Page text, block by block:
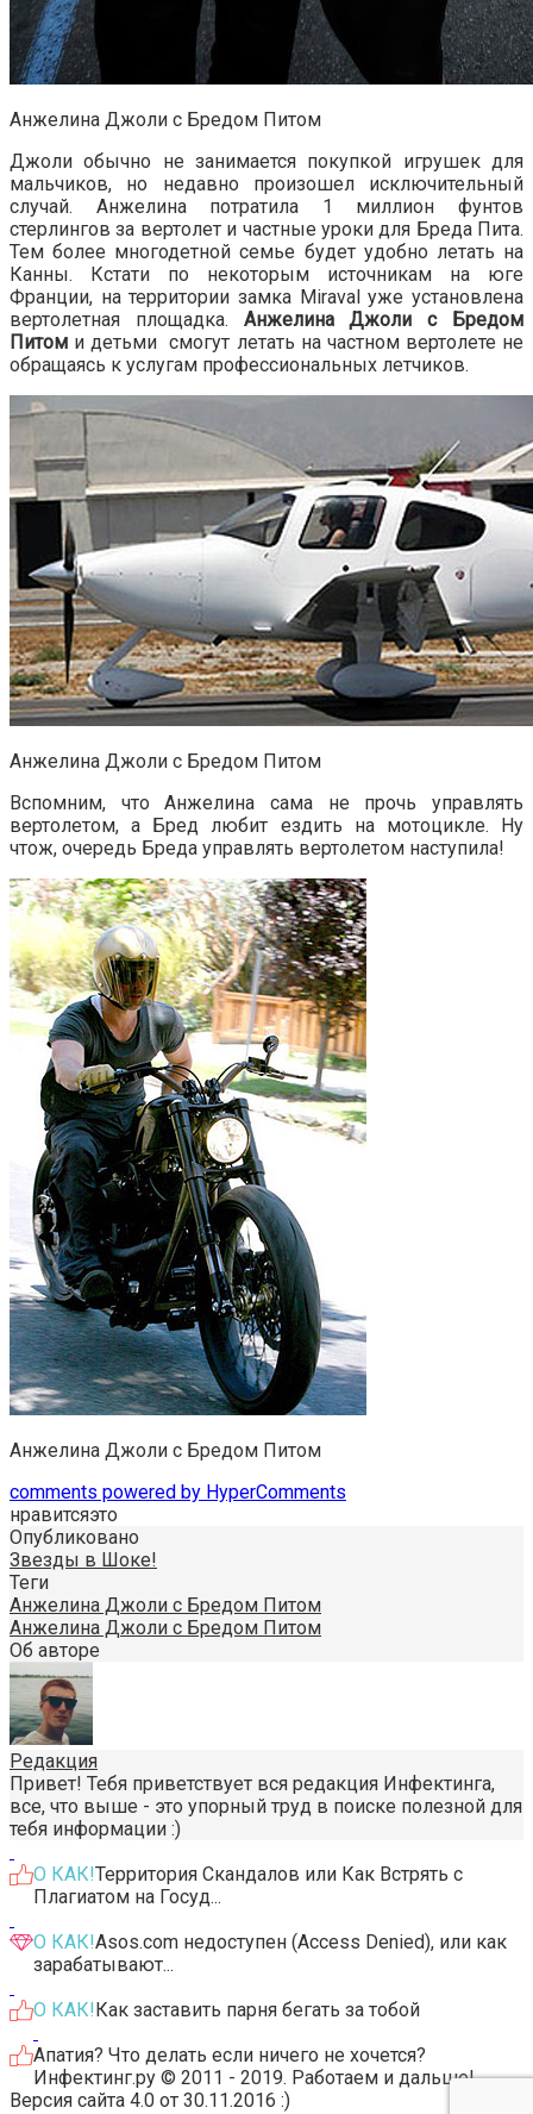
Анжелина Джоли с Бредом Питом
Джоли обычно не занимается покупкой игрушек для
мальчиков, но недавно произошел исключительный
случай. Анжелина потратила 1 миллион фунтов
стерлингов за вертолет и частные уроки для Бреда Пита.
Тем более многодетной семье будет удобно летать на
Канны. Кстати по некоторым источникам на юге
Франции, на территории замка Miraval уже установлена
вертолетная площадка. Анжелина Джоли с Бредом
Питом и детьми смогут летать на частном вертолете не
обращаясь к услугам профессиональных летчиков.
Анжелина Джоли с Бредом Питом
Вспомним, что Анжелина сама не прочь управлять
вертолетом, а Бред любит ездить на мотоцикле. Ну
чтож, очередь Бреда управлять вертолетом наступила!
Анжелина Джоли с Бредом Питом
comments powered by HyperComments
нравитсяэто
Опубликовано
Звезды в Шоке!
Теги
Анжелина Джоли с Бредом Питом
Анжелина Джоли с Бредом Питом
Об авторе
Редакция
Привет! Тебя приветствует вся редакция Инфектинга,
все, что выше - это упорный труд в поиске полезной для
тебя информации :)
О КАК!Территория Скандалов или Как Встрять с
Плагиатом на Госуд...
О КАК!Asos.com недоступен (Access Denied), или как
зарабатывают...
О КАК!Как заставить парня бегать за тобой
Апатия? Что делать если ничего не хочется?
Инфектинг.ру © 2011 - 2019. Работаем и дальше!
Версия сайта 4.0 от 30.11.2016 :)